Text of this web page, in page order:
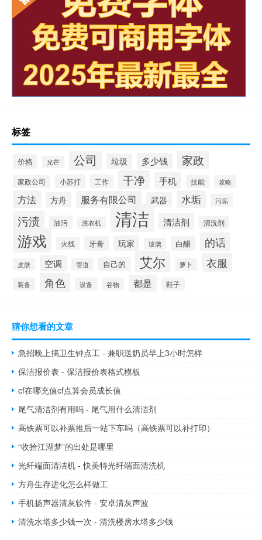
标签
价格 光芒 公司 垃圾 多少钱 家政
家政公司 小苏打 工作 干净 手机 技能 攻略
方法 方舟 服务有限公司 武器 水垢 污垢
污渍 油污 洗衣机 清洁 清洁剂 清洗剂
游戏 火线 牙膏 玩家 玻璃 白醋 的话
皮肤 空调 管道 自己的 艾尔 萝卜 衣服
装备 角色 设备 谷物 都是 鞋子
猜你想看的文章
急招晚上搞卫生钟点工 - 兼职送奶员早上3小时怎样
保洁报价表 - 保洁报价表格式模板
cf在哪充值cf点算会员成长值
尾气清洁剂有用吗 - 尾气用什么清洁剂
高铁票可以补票推后一站下车吗（高铁票可以补打印）
“收拾江湖梦”的出处是哪里
光纤端面清洁机 - 快美特光纤端面清洗机
方舟生存进化怎么样做工
手机扬声器清灰软件 - 安卓清灰声波
清洗水塔多少钱一次 - 清洗楼房水塔多少钱